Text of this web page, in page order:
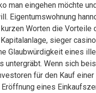
man eingehen möchte
Eigentumswohnung
Worten die Vorteile
sieger
Glaubwürdigkeit eines
untergräbt. Wenn sich
für den Kauf
eines